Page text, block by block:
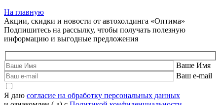
На главную
Акции, скидки и новости от автохолдинга «Оптима»
Подпишитесь на рассылку, чтобы получать полезную
информацию и выгодные предложения
Ваше Имя
Ваш e-mail
Я даю согласие на обработку персональных данных